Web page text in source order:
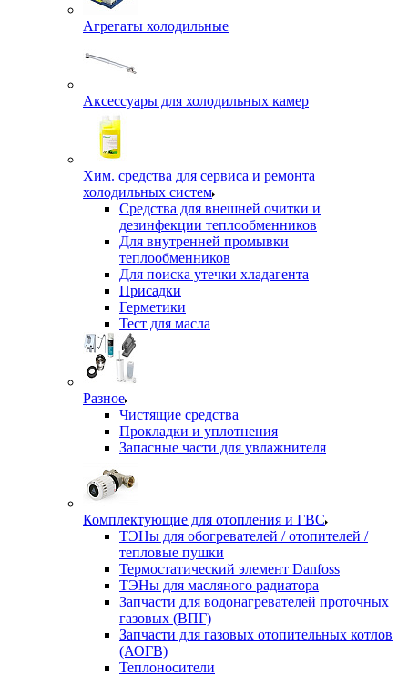
Агрегаты холодильные
Аксессуары для холодильных камер
Хим. средства для сервиса и ремонта
холодильных систем
Средства для внешней очитки и
дезинфекции теплообменников
Для внутренней промывки
теплообменников
Для поиска утечки хладагента
Присадки
Герметики
Тест для масла
Разное
Чистящие средства
Прокладки и уплотнения
Запасные части для увлажнителя
Комплектующие для отопления и ГВС
ТЭНы для обогревателей / отопителей /
тепловые пушки
Термостатический элемент Danfoss
ТЭНы для масляного радиатора
Запчасти для водонагревателей проточных
газовых (ВПГ)
Запчасти для газовых отопительных котлов
(АОГВ)
Теплоносители